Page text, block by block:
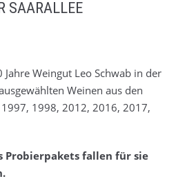
SAARALLEE
Jahre Weingut Leo Schwab in der
Weinen aus den
1998, 2012, 2016, 2017,
Probierpakets fallen für sie